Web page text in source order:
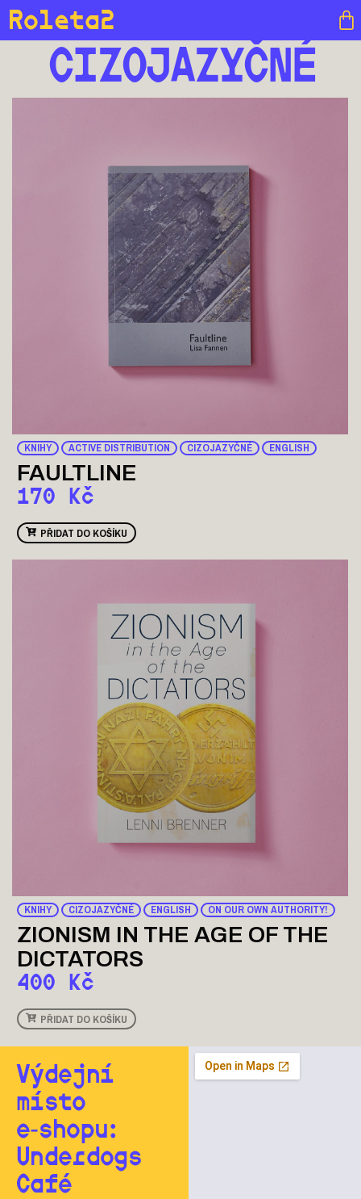
Roleta2
CIZOJAZYČNÉ
KNIHY ACTIVE DISTRIBUTION CIZOJAZYČNÉ ENGLISH
FAULTLINE
170 Kč
PŘIDAT DO KOŠÍKU
KNIHY CIZOJAZYČNÉ ENGLISH ON OUR OWN AUTHORITY!
ZIONISM IN THE AGE OF THE
DICTATORS
400 Kč
PŘIDAT DO KOŠÍKU
Výdejní
místo
e‑shopu:
Underdogs
Café